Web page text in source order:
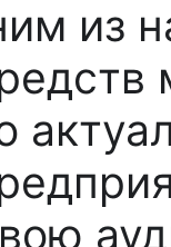
из